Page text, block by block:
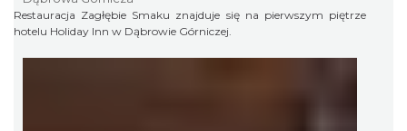
Restauracja Zagłębie Smaku znajduje się na pierwszym piętrze
hotelu Holiday Inn w Dąbrowie Górniczej.